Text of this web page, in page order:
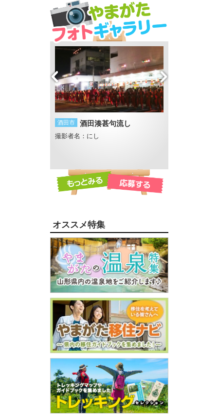
酒田市 酒田湊甚句流し
撮影者名：にし
オススメ特集